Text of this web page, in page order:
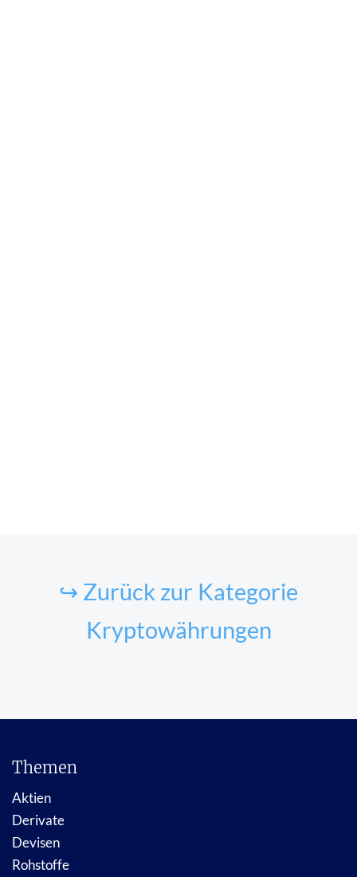
↪ Zurück zur Kategorie
Kryptowährungen
Themen
Aktien
Derivate
Devisen
Rohstoffe